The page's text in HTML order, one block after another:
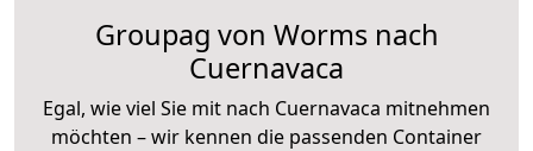
Groupag von Worms nach
Cuernavaca
Egal, wie viel Sie mit nach Cuernavaca mitnehmen
möchten – wir kennen die passenden Container